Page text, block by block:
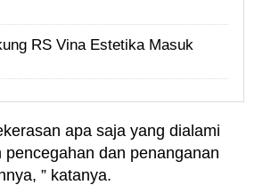
RS Vina Estetika Masuk
apa saja yang dialami
dan penanganan
” katanya.